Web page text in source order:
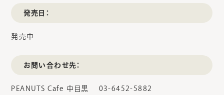
発売日：
発売中
お問い合わせ先：
PEANUTS Cafe 中目黒 03-6452-5882